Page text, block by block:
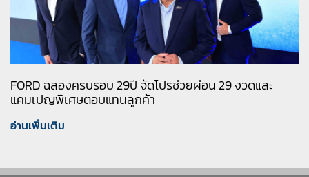
FORD ฉลองครบรอบ 29ปี จัดโปรช่วยผ่อน 29 งวดและ
แคมเปญพิเศษตอบแทนลูกค้า
อ่านเพิ่มเติม